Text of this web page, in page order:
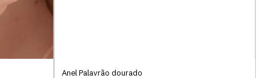
Anel Palavrão dourado